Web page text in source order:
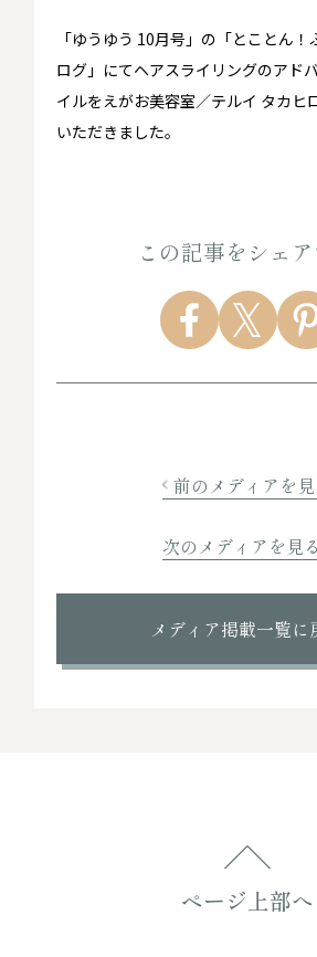
「ゆうゆう 10月号」の「とことん
ログ」にてヘアスライリングのアド
イルをえがお美容室／テルイ タカヒ
いただきました。
この記事をシェア
前のメディアを見
次のメディアを見る
メディア掲載一覧に
ページ上部へ